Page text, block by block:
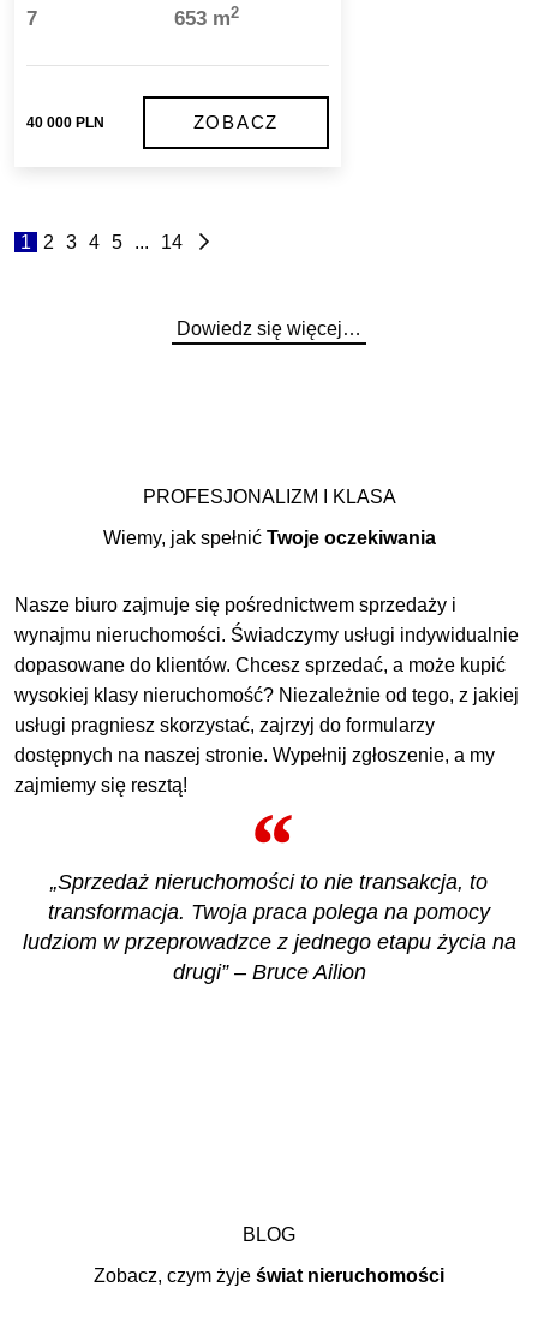
7
653 m2
40 000 PLN ZOBACZ
1 2 3 4 5 ... 14
Dowiedz się więcej…
PROFESJONALIZM I KLASA
Wiemy, jak spełnić Twoje oczekiwania
Nasze biuro zajmuje się pośrednictwem sprzedaży i
wynajmu nieruchomości. Świadczymy usługi indywidualnie
dopasowane do klientów. Chcesz sprzedać, a może kupić
wysokiej klasy nieruchomość? Niezależnie od tego, z jakiej
usługi pragniesz skorzystać, zajrzyj do formularzy
dostępnych na naszej stronie. Wypełnij zgłoszenie, a my
zajmiemy się resztą!
„Sprzedaż nieruchomości to nie transakcja, to
transformacja. Twoja praca polega na pomocy
ludziom w przeprowadzce z jednego etapu życia na
drugi” – Bruce Ailion
BLOG
Zobacz, czym żyje świat nieruchomości